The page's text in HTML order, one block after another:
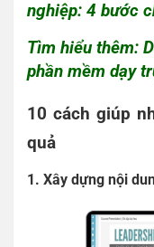
nghiệp: 4 bước
Tìm hiểu thêm:
phần mềm dạy
10 cách giúp
quả
1. Xây dựng nội